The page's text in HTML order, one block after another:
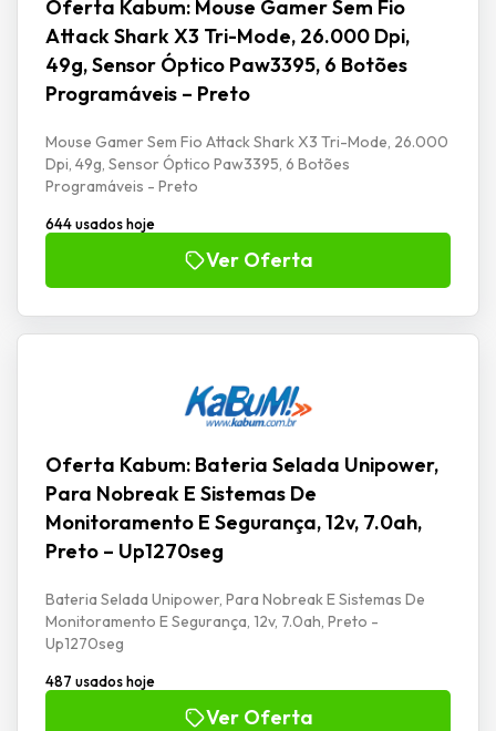
Oferta Kabum: Mouse Gamer Sem Fio
Attack Shark X3 Tri-Mode, 26.000 Dpi,
49g, Sensor Óptico Paw3395, 6 Botões
Programáveis – Preto
Mouse Gamer Sem Fio Attack Shark X3 Tri-Mode, 26.000
Dpi, 49g, Sensor Óptico Paw3395, 6 Botões
Programáveis - Preto
644 usados hoje
Ver Oferta
Oferta Kabum: Bateria Selada Unipower,
Para Nobreak E Sistemas De
Monitoramento E Segurança, 12v, 7.0ah,
Preto – Up1270seg
Bateria Selada Unipower, Para Nobreak E Sistemas De
Monitoramento E Segurança, 12v, 7.0ah, Preto -
Up1270seg
487 usados hoje
Ver Oferta